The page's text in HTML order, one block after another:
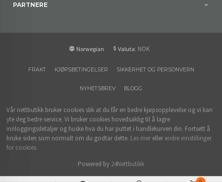
PARTNERE
Norwegian Valuta: NOK
FRAKT KJØPSBETINGELSER SIKKERHET OG PERSONVERN
NYHETSBREV BLOGG
Vår nettbutikk bruker cookies slik at du får en bedre kjøpsopplevelse og vi kan
yte deg bedre service. Vi bruker cookies hovedsaklig til å lagre
innloggingsdetaljer og huske hva du har puttet i handlekurven din. Fortsett å
bruke siden som normalt om du godtar dette. Les mer eller endre innstillinger
for cookies.
Powered by 24Nettbutikk